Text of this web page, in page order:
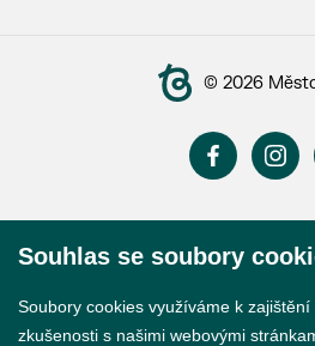
© 2026
Nastavení
Souhlas se soubory
Soubory cookies využíváme k
zkušenosti s našimi webovými